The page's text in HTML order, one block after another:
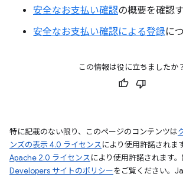
安全なお支払い確認の概要を確認
安全なお支払い確認による登録に
この情報は役に立ちましたか
特に記載のない限り、このページのコンテンツは
ンズの表示 4.0 ライセンスにより使用許諾されま
Apache 2.0 ライセンスにより使用許諾されます。
Developers サイトのポリシーをご覧ください。